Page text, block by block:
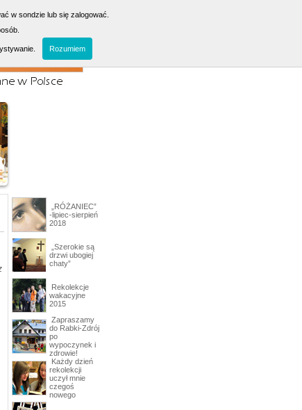
„RÓŻANIEC”
-lipiec-sierpień
2018
„Szerokie są
drzwi ubogiej
chaty”
Rekolekcje
wakacyjne
2015
Zapraszamy
do Rabki-Zdrój
po
wypoczynek i
zdrowie!
Każdy dzień
rekolekcji
uczył mnie
czegoś
nowego
w sondzie lub się zalogować.
Rozumiem